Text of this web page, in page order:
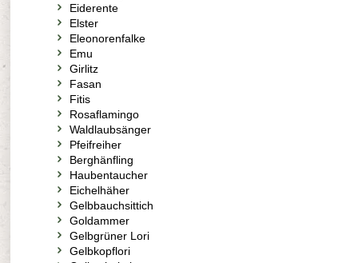
Eiderente
Elster
Eleonorenfalke
Emu
Girlitz
Fasan
Fitis
Rosaflamingo
Waldlaubsänger
Pfeifreiher
Berghänfling
Haubentaucher
Eichelhäher
Gelbbauchsittich
Goldammer
Gelbgrüner Lori
Gelbkopflori